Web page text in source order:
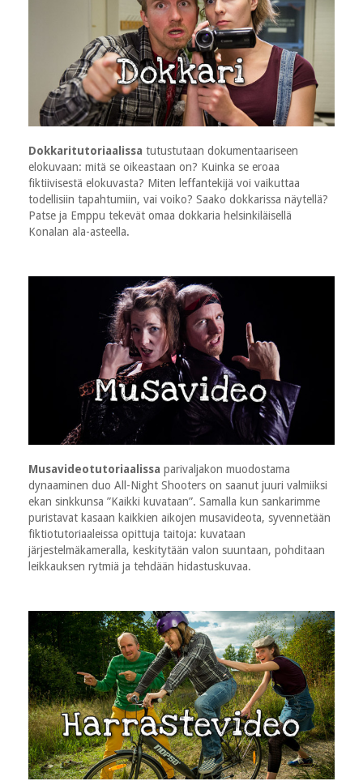
Dokkaritutoriaalissa tutustutaan dokumentaariseen
elokuvaan: mitä se oikeastaan on? Kuinka se eroaa
fiktiivisestä elokuvasta? Miten leffantekijä voi vaikuttaa
todellisiin tapahtumiin, vai voiko? Saako dokkarissa näytellä?
Patse ja Emppu tekevät omaa dokkaria helsinkiläisellä
Konalan ala-asteella.
Musavideotutoriaalissa parivaljakon muodostama
dynaaminen duo All-Night Shooters on saanut juuri valmiiksi
ekan sinkkunsa ”Kaikki kuvataan”. Samalla kun sankarimme
puristavat kasaan kaikkien aikojen musavideota, syvennetään
fiktiotutoriaaleissa opittuja taitoja: kuvataan
järjestelmäkameralla, keskitytään valon suuntaan, pohditaan
leikkauksen rytmiä ja tehdään hidastuskuvaa.